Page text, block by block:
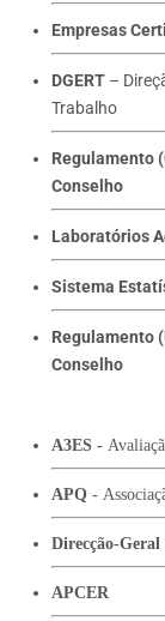
Empresas
DGERT–
Trabalho
Regulamento
Conselho
Laboratórios
Sistema
Regulamento
Conselho
A3ES -
APQ -
Direcção-Geral
APCER